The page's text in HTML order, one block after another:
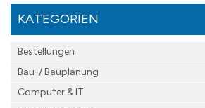
KATEGORIEN
Bestellungen
Bau-/ Bauplanung
Computer & IT